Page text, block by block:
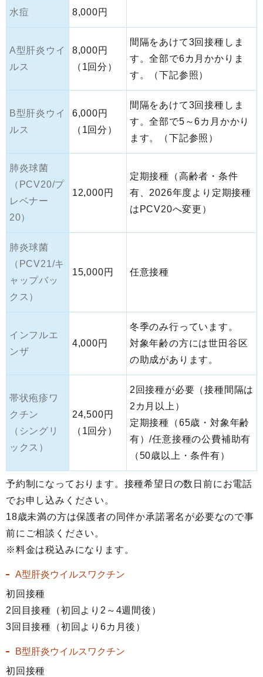
水痘 8,000円
A型肝炎ウイ
ルス
8,000円
（1回分）
間隔をあけて3回接種しま
す。全部で6カ月かかりま
す。（下記参照）
B型肝炎ウイ
ルス
6,000円
（1回分）
間隔をあけて3回接種しま
す。全部で5～6カ月かかり
ます。（下記参照）
肺炎球菌
（PCV20/プ
レベナー
20）
12,000円
定期接種（高齢者・条件
有、2026年度より定期接種
はPCV20へ変更）
肺炎球菌
（PCV21/キ
ャップバッ
クス）
15,000円 任意接種
インフルエ
ンザ
4,000円
冬季のみ行っています。
対象年齢の方には世田谷区
の助成があります。
帯状疱疹ワ
クチン
（シングリ
ックス）
24,500円
（1回分）
2回接種が必要（接種間隔は
2カ月以上）
定期接種（65歳・対象年齢
有）/任意接種の公費補助有
（50歳以上・条件有）
予約制になっております。接種希望日の数日前にお電話
でお申し込みください。
18歳未満の方は保護者の同伴か承諾署名が必要なので事
前にご相談ください。
※料金は税込みになります。
A型肝炎ウイルスワクチン
初回接種
2回目接種（初回より2～4週間後）
3回目接種（初回より6カ月後）
B型肝炎ウイルスワクチン
初回接種